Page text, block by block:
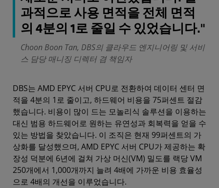
과적으로 사용 면적을 전체 면적
의 4분의 1로 줄일 수 있었습니다."
Choon Boon Tan, DBS의 클라우드 엔지니어링 및 서비
스 담당 매니징 디렉터 겸 책임자
DBS는 AMD EPYC 서버 CPU로 전환하여 데이터 센터 면
적을 4분의 1로 줄이고, 하드웨어 비용을 75퍼센트 절감
했습니다. 비용이 많이 드는 모놀리식 솔루션을 이용하는
대신 범용 하드웨어로 원하는 유연성과 회복력을 얻을 수
있는 방법을 찾았습니다. 이 조직은 현재 99퍼센트의 가
상화를 달성했으며, AMD EPYC 서버 CPU가 제공하는 확
장성 덕분에 6년에 걸쳐 가상 머신(VM) 밀도를 랙당 VM
250개에서 1,000개까지 늘려 4배에 가까운 비용 효율성
으로 4배의 개선을 이루었습니다.